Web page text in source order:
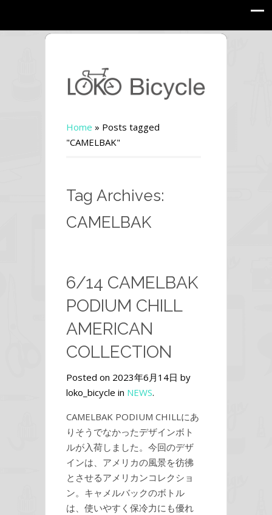
Home » Posts tagged
"CAMELBAK"
Tag Archives:
CAMELBAK
6/14 CAMELBAK
PODIUM CHILL
AMERICAN
COLLECTION
Posted on 2023年6月14日 by
loko_bicycle in NEWS.
CAMELBAK PODIUM CHILLにあ
りそうでなかったデザインボト
ルが入荷しました。今回のデザ
インは、アメリカの風景を彷彿
とさせるアメリカンコレクショ
ン。キャメルバックのボトル
は、使いやすく保冷力にも優れ